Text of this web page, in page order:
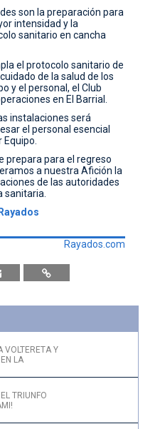
son la preparación para
intensidad y la
sanitario en cancha
el protocolo sanitario de
de la salud de los
y el personal, el Club
en El Barrial.
instalaciones será
el personal esencial
prepara para el regreso
a nuestra Afición la
de las autoridades
sanitaria.
Rayados.com
VOLTERETA Y
LA
TRIUNFO